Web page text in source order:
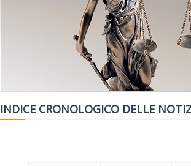
INDICE CRONOLOGICO DELLE